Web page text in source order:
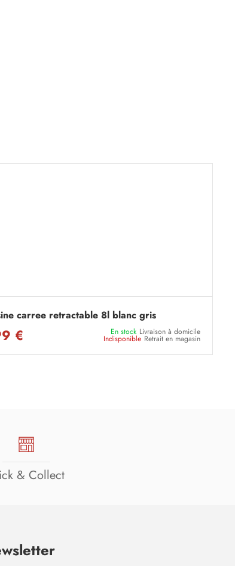
carree retractable 8l blanc gris
€ En stock Livraison à domicile
Indisponible Retrait en magasin
& Collect